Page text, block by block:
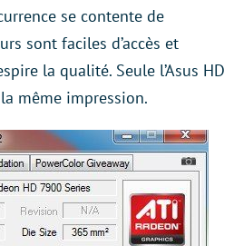
se contente de
sont faciles d’accès et
la qualité. Seule l’Asus HD
même impression.